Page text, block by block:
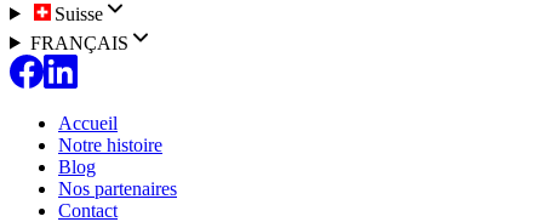
Suisse
FRANÇAIS
Accueil
Notre histoire
Blog
Nos partenaires
Contact